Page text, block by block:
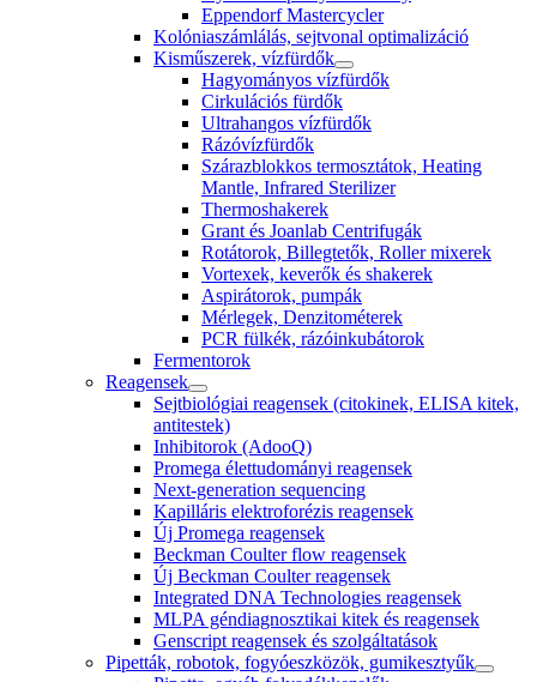
Eppendorf Mastercycler
Kolóniaszámlálás, sejtvonal optimalizáció
Kisműszerek, vízfürdők
Hagyományos vízfürdők
Cirkulációs fürdők
Ultrahangos vízfürdők
Rázóvízfürdők
Szárazblokkos termosztátok, Heating
Mantle, Infrared Sterilizer
Thermoshakerek
Grant és Joanlab Centrifugák
Rotátorok, Billegtetők, Roller mixerek
Vortexek, keverők és shakerek
Aspirátorok, pumpák
Mérlegek, Denzitométerek
PCR fülkék, rázóinkubátorok
Fermentorok
Reagensek
Sejtbiológiai reagensek (citokinek, ELISA kitek,
antitestek)
Inhibitorok (AdooQ)
Promega élettudományi reagensek
Next-generation sequencing
Kapilláris elektroforézis reagensek
Új Promega reagensek
Beckman Coulter flow reagensek
Új Beckman Coulter reagensek
Integrated DNA Technologies reagensek
MLPA géndiagnosztikai kitek és reagensek
Genscript reagensek és szolgáltatások
Pipetták, robotok, fogyóeszközök, gumikesztyűk